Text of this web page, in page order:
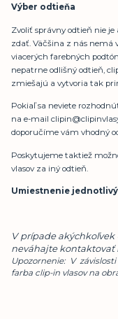
Výber odtieňa
Zvoliť správny odtieň nie
zdať. Väčšina z nás nemá
viacerých farebných
nepatrne odlišný odtieň,
zmiešajú a vytvoria tak
Pokiaľ sa neviete
na e-mail
doporučíme vám vhodný
Poskytujeme taktiež
vlasov za iný odtieň.
Umiestnenie
V prípade
neváhajte kontaktovať
Upozornenie: V
farba clip-in vlasov na